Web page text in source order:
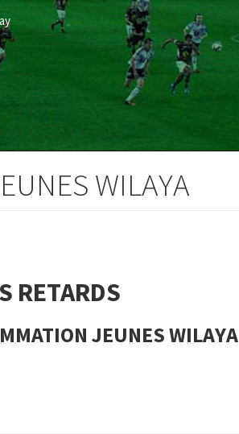
WILAYA
RETARDS
JEUNES WILAYA